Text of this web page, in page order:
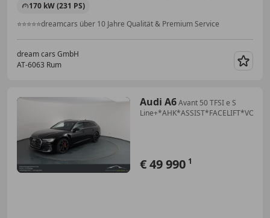
170 kW (231 PS)
⭐⭐⭐⭐⭐dreamcars über 10 Jahre Qualität & Premium Service
dream cars GmbH
AT-6063 Rum
Audi A6Avant 50 TFSI e S
Line+*AHK*ASSIST*FACELIFT*VOL...
€ 49 990 1